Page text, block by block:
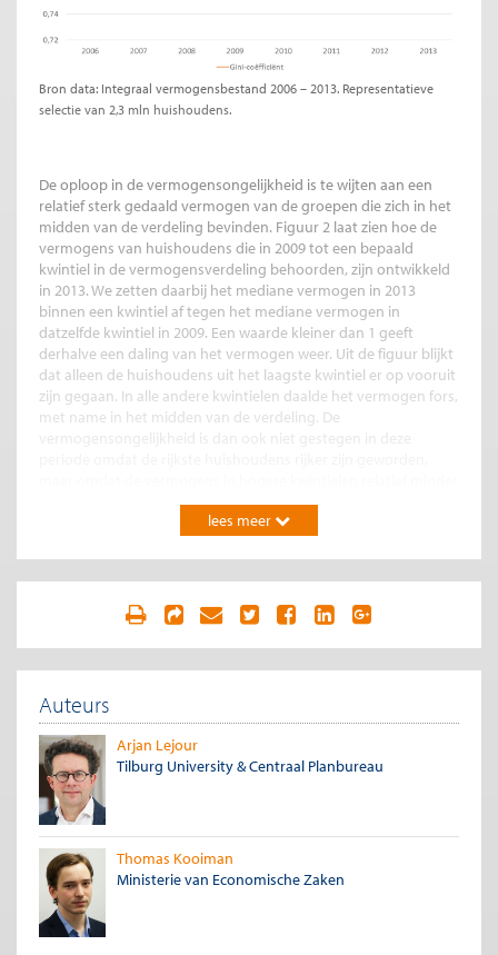
Bron data: Integraal vermogensbestand 2006 – 2013. Representatieve
selectie van 2,3 mln huishoudens.
De oploop in de vermogensongelijkheid is te wijten aan een
relatief sterk gedaald vermogen van de groepen die zich in het
midden van de verdeling bevinden. Figuur 2 laat zien hoe de
vermogens van huishoudens die in 2009 tot een bepaald
kwintiel in de vermogensverdeling behoorden, zijn ontwikkeld
in 2013. We zetten daarbij het mediane vermogen in 2013
binnen een kwintiel af tegen het mediane vermogen in
datzelfde kwintiel in 2009. Een waarde kleiner dan 1 geeft
derhalve een daling van het vermogen weer. Uit de figuur blijkt
dat alleen de huishoudens uit het laagste kwintiel er op vooruit
zijn gegaan. In alle andere kwintielen daalde het vermogen fors,
met name in het midden van de verdeling. De
sterk daalden dan in het tweede, derde en vierde kwintiel.[3]
Figuur 2. Vermogensmutatie 2009-2013 per kwintiel
Bron data: Integraal vermogensbestand 2006 – 2013. Balanced panel van
1,7 mln huishoudens. Mediane netto vermogen in 2013 ten opzichte van
2009, kwintielen bepaal in 2009. Balanced panel.
lees meer
Auteurs
Arjan Lejour
Tilburg University & Centraal Planbureau
Thomas Kooiman
Ministerie van Economische Zaken